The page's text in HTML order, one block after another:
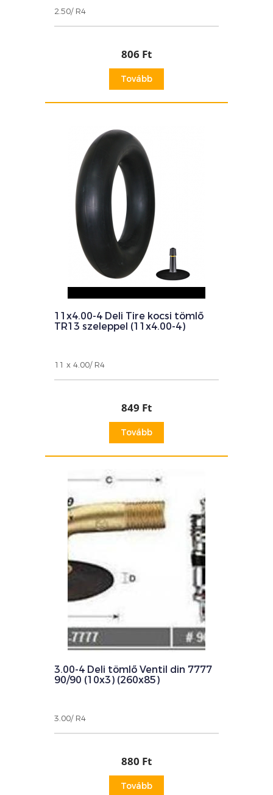
2.50/ R4
806 Ft
Tovább
11x4.00-4 Deli Tire kocsi tömlő
TR13 szeleppel (11x4.00-4)
11 x 4.00/ R4
849 Ft
Tovább
3.00-4 Deli tömlő Ventil din 7777
90/90 (10x3) (260x85)
3.00/ R4
880 Ft
Tovább